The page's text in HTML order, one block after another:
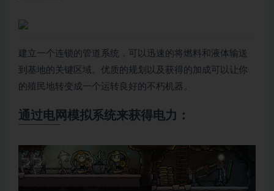
建立一个连锁的管道系统，可以迅速的将燃料和液体输送
到基地的关键区域。优质的规划以及获得的加成可以让你
的殖民地转变成一个运转良好的不朽机器。
通过电网模拟系统来获得电力：